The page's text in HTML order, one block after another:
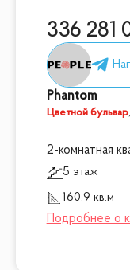
336 281
Phantom
Цветной бульвар,
2-комнатная
5 этаж
160.9 кв.м